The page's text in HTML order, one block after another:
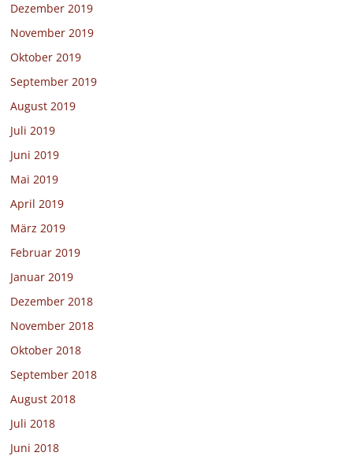
Dezember 2019
November 2019
Oktober 2019
September 2019
August 2019
Juli 2019
Juni 2019
Mai 2019
April 2019
März 2019
Februar 2019
Januar 2019
Dezember 2018
November 2018
Oktober 2018
September 2018
August 2018
Juli 2018
Juni 2018